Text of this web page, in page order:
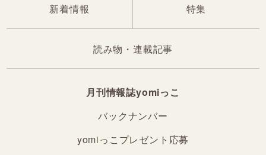
新着情報 特集
読み物・連載記事
月刊情報誌yomiっこ
バックナンバー
yomiっこプレゼント応募